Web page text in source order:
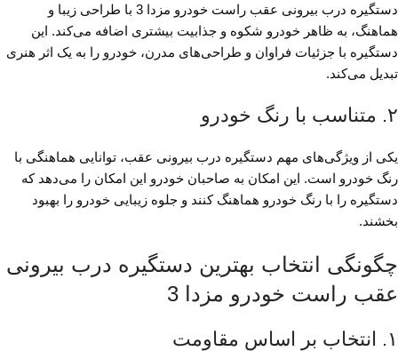
دستگیره درب بیرونی عقب راست خودرو مزدا 3 با طراحی زیبا و
هماهنگ، به ظاهر خودرو شکوه و جذابیت بیشتری اضافه می‌کند. این
دستگیره با جزئیات فراوان و طراحی‌های مدرن، خودرو را به یک اثر هنری
تبدیل می‌کند.
۲. متناسب با رنگ خودرو
یکی از ویژگی‌های مهم دستگیره درب بیرونی عقب، توانایی هماهنگی با
رنگ خودرو است. این امکان به صاحبان خودرو این امکان را می‌دهد که
دستگیره را با رنگ خودرو هماهنگ کنند و جلوه زیبایی خودرو را بهبود
بخشند.
چگونگی انتخاب بهترین دستگیره درب بیرونی
عقب راست خودرو مزدا 3
۱. انتخاب بر اساس مقاومت